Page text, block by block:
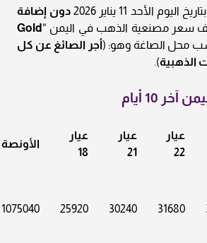
الأحد 11 يناير 2026
دون إضافة
سعر مصنعية الذهب في اليمن “Gold
محل الصاغة وهو: (أجر الصائغ عن كل
الذهبية).
10 أيام
عيار
22
عيار
21
عيار
18
الأونصة
31680
30240
25920
1075040